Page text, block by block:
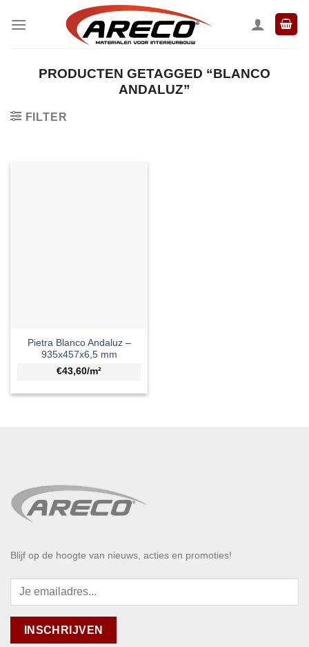
naar
PRODUCTEN GETAGGED “BLANCO
ANDALUZ”
FILTER
Pietra Blanco Andaluz –
935x457x6,5 mm
€43,60/m²
Blijf op de hoogte van nieuws, acties en promoties!